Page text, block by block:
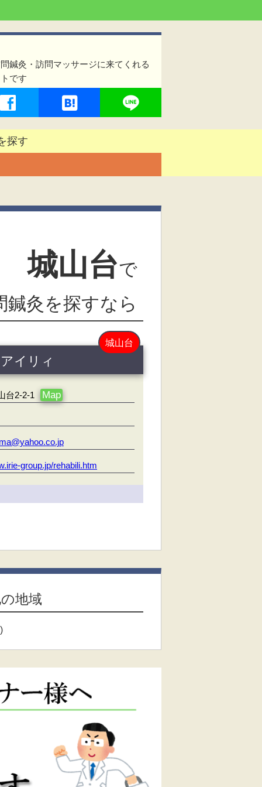
鍼灸・訪問マッサージに来てくれる
です
探す
城山台で
灸を探すなら
城山台
イリィ
台2-2-1 Map
group.jp/rehabili.htm
地域